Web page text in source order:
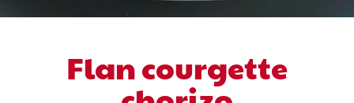
Flan courgette